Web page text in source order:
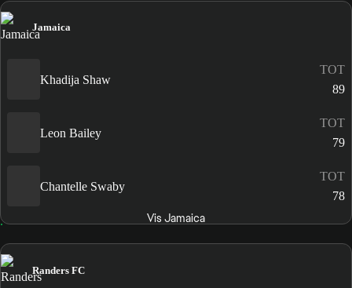
Jamaica
Khadija Shaw
TOT
89
Leon Bailey
TOT
79
Chantelle Swaby
TOT
78
Vis Jamaica
Randers FC